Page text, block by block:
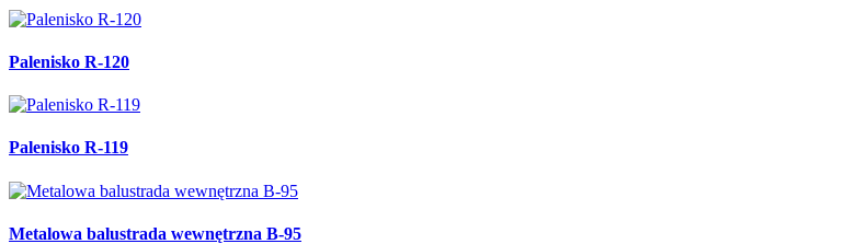
Palenisko R-120
Palenisko R-119
Metalowa balustrada wewnętrzna B-95